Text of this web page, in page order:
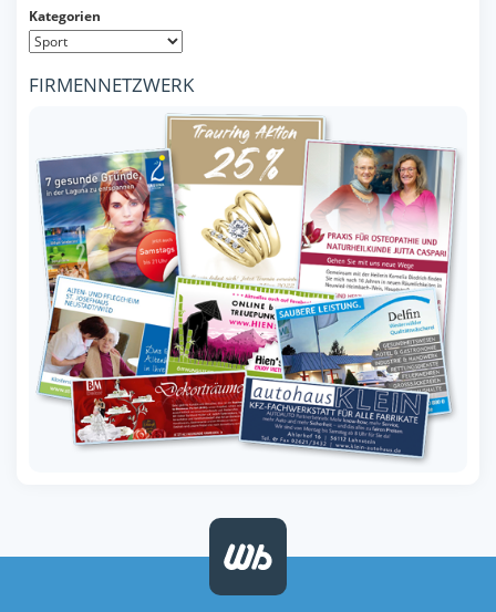
Kategorien
FIRMENNETZWERK